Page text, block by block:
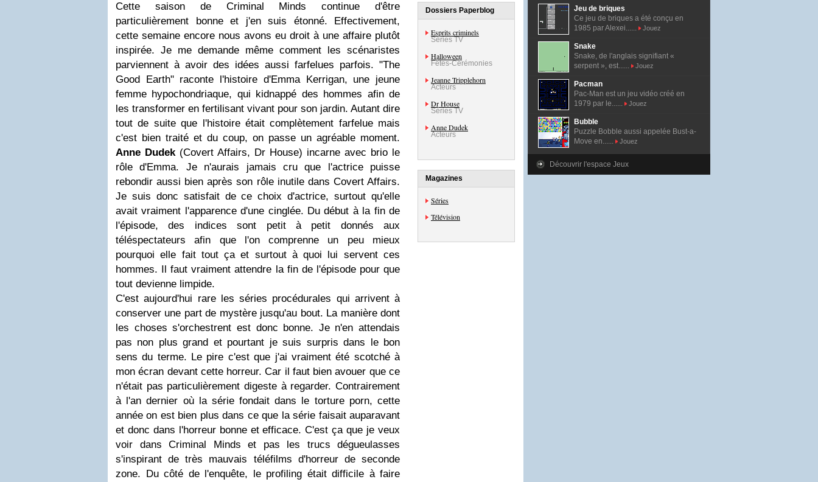
Cette saison de Criminal Minds continue d'être
particulièrement bonne et j'en suis étonné. Effectivement,
cette semaine encore nous avons eu droit à une affaire plutôt
inspirée. Je me demande même comment les scénaristes
parviennent à avoir des idées aussi farfelues parfois. "The
Good Earth" raconte l'histoire d'Emma Kerrigan, une jeune
femme hypochondriaque, qui kidnappé des hommes afin de
les transformer en fertilisant vivant pour son jardin. Autant dire
tout de suite que l'histoire était complètement farfelue mais
c'est bien traité et du coup, on passe un agréable moment.
Anne Dudek(Covert Affairs, Dr House) incarne avec brio le
rôle d'Emma. Je n'aurais jamais cru que l'actrice puisse
rebondir aussi bien après son rôle inutile dans Covert Affairs.
Je suis donc satisfait de ce choix d'actrice, surtout qu'elle
avait vraiment l'apparence d'une cinglée. Du début à la fin de
l'épisode, des indices sont petit à petit donnés aux
téléspectateurs afin que l'on comprenne un peu mieux
pourquoi elle fait tout ça et surtout à quoi lui servent ces
hommes. Il faut vraiment attendre la fin de l'épisode pour que
tout devienne limpide.
C'est aujourd'hui rare les séries procédurales qui arrivent à
conserver une part de mystère jusqu'au bout. La manière dont
les choses s'orchestrent est donc bonne. Je n'en attendais
pas non plus grand et pourtant je suis surpris dans le bon
sens du terme. Le pire c'est que j'ai vraiment été scotché à
mon écran devant cette horreur. Car il faut bien avouer que ce
n'était pas particulièrement digeste à regarder. Contrairement
à l'an dernier où la série fondait dans le torture porn, cette
année on est bien plus dans ce que la série faisait auparavant
et donc dans l'horreur bonne et efficace. C'est ça que je veux
voir dans Criminal Minds et pas les trucs dégueulasses
s'inspirant de très mauvais téléfilms d'horreur de seconde
zone. Du côté de l'enquête, le profiling était difficile à faire
Dossiers Paperblog
Esprits criminels
Séries TV
Halloween
Fêtes-Cérémonies
Jeanne Tripplehorn
Acteurs
Dr House
Séries TV
Anne Dudek
Acteurs
Magazines
Séries
Télévision
Jeu de briques
Ce jeu de briques a été conçu en
1985 par Alexei......
Jouez
Snake
Snake, de l'anglais signifiant «
serpent », est......
Jouez
Pacman
Pac-Man est un jeu vidéo créé en
1979 par le......
Jouez
Bubble
Puzzle Bobble aussi appelée Bust-a-
Move en......
Jouez
Découvrir l'espace Jeux